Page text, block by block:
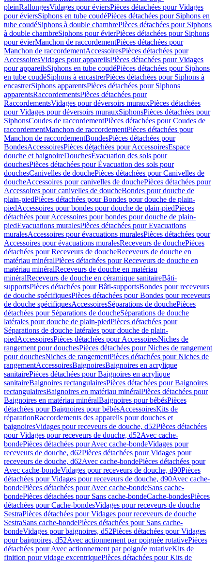
pleinRallongesVidages pour éviersPièces détachées pour Vidages
pour éviersSiphons en tube coudéPièces détachées pour Siphons en
tube coudéSiphons à double chambrePièces détachées pour Siphons
à double chambreSiphons pour évierPièces détachées pour Siphons
pour évierManchon de raccordementPièces détachées pour
Manchon de raccordementAccessoiresPièces détachées pour
AccessoiresVidages pour appareilsPièces détachées pour Vidages
pour appareilsSiphons en tube coudéPièces détachées pour Siphons
en tube coudéSiphons à encastrerPièces détachées pour Siphons à
encastrerSiphons apparentsPièces détachées pour Siphons
apparentsRaccordementsPièces détachées pour
RaccordementsVidages pour déversoirs murauxPièces détachées
pour Vidages pour déversoirs murauxSiphonsPièces détachées pour
SiphonsCoudes de raccordementPièces détachées pour Coudes de
raccordementManchon de raccordementPièces détachées pour
Manchon de raccordementBondesPièces détachées pour
BondesAccessoiresPièces détachées pour AccessoiresEspace
douche et baignoireDouchesÉvacuation des sols pour
douchesPièces détachées pour Évacuation des sols pour
douchesCanivelles de douchePièces détachées pour Canivelles de
doucheAccessoires pour canivelles de douchePièces détachées pour
Accessoires pour canivelles de doucheBondes pour douche de
plain-piedPièces détachées pour Bondes pour douche de plain-
piedAccessoires pour bondes pour douche de plain-piedPièces
détachées pour Accessoires pour bondes pour douche de plain-
piedEvacuations muralesPièces détachées pour Evacuations
muralesAccessoires pour évacuations muralesPièces détachées pour
Accessoires pour évacuations muralesReceveurs de douchePièces
détachées pour Receveurs de doucheReceveurs de douche en
matériau minéralPièces détachées pour Receveurs de douche en
matériau minéralReceveurs de douche en matériau
minéralReceveurs de douche en céramique sanitaireBâti-
supportsPièces détachées pour Bâti-supportsBondes pour receveurs
de douche spécifiquesPièces détachées pour Bondes pour receveurs
de douche spécifiquesAccessoiresSéparations de douchePièces
détachées pour Séparations de doucheSéparations de douche
latérales pour douche de plain-piedPièces détachées pour
Séparations de douche latérales pour douche de plain-
piedAccessoiresPièces détachées pour AccessoiresNiches de
rangement pour douchesPièces détachées pour Niches de rangement
pour douchesNiches de rangementPièces détachées pour Niches de
rangementAccessoiresBaignoiresBaignoires en acrylique
sanitairePièces détachées pour Baignoires en acrylique
sanitaireBaignoires rectangulairesPièces détachées pour Baignoires
rectangulairesBaignoires en matériau minéralPièces détachées pour
Baignoires en matériau minéralBaignoires pour bébésPièces
détachées pour Baignoires pour bébésAccessoiresKits de
réparationRaccordements des appareils pour douches et
baignoiresVidages pour receveurs de douche, d52Pièces détachées
pour Vidages pour receveurs de douche, d52Avec cache-
bondePièces détachées pour Avec cache-bondeVidages pour
receveurs de douche, d62Pièces détachées pour Vidages pour
receveurs de douche, d62Avec cache-bondePièces détachées pour
Avec cache-bondeVidages pour receveurs de douche, d90Pièces
détachées pour Vidages pour receveurs de douche, d90Avec cache-
bondePièces détachées pour Avec cache-bondeSans cache-
bondePièces détachées pour Sans cache-bondeCache-bondesPièces
détachées pour Cache-bondesVidages pour receveurs de douche
SestraPièces détachées pour Vidages pour receveurs de douche
SestraSans cache-bondePièces détachées pour Sans cache-
bondeVidages pour baignoires, d52Pièces détachées pour Vidages
pour baignoires, d52Avec actionnement par poignée rotativePièces
détachées pour Avec actionnement par poignée rotativeKits de
finition pour vidage excentriquePièces détachées pour Kits de